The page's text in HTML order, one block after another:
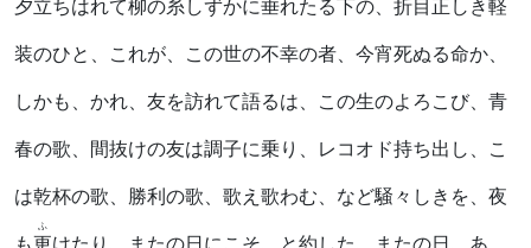
夕立ちはれて柳の糸しずかに垂れたる下の、折目正しき軽
装のひと、これが、この世の不幸の者、今宵死ぬる命か、
しかも、かれ、友を訪れて語るは、この生のよろこび、青
春の歌、間抜けの友は調子に乗り、レコオド持ち出し、こ
は乾杯の歌、勝利の歌、歌え歌わむ、など騒々しきを、夜
も更
ふ
けたり、またの日にこそ、と約した、またの日、あ